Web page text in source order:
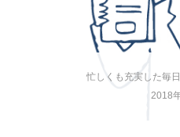
忙しくも充実した毎
2018